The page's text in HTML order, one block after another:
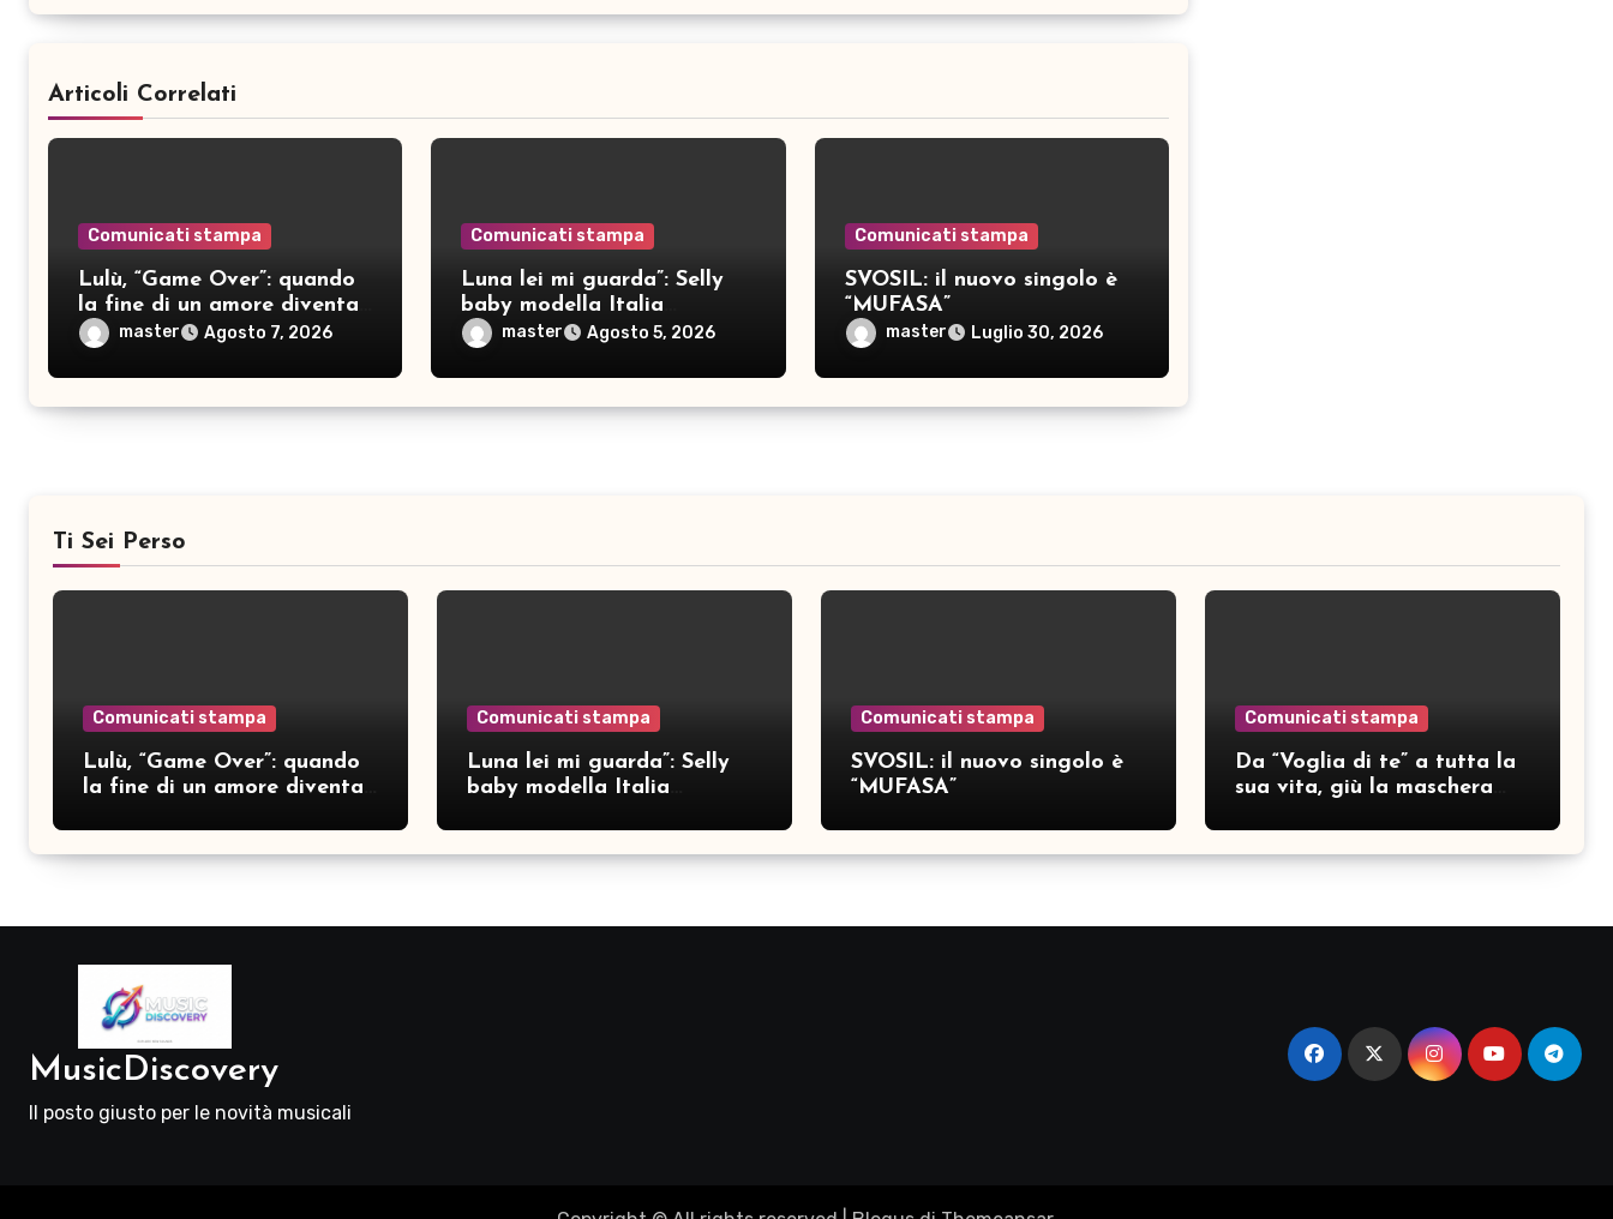
Articoli Correlati
Comunicati stampa
Lulù, “Game Over”: quando
la fine di un amore diventa
consapevolezza
master Agosto 7, 2026
Comunicati stampa
Luna lei mi guarda”: Selly
baby modella Italia
pubblica nove brani inediti
master Agosto 5, 2026
Comunicati stampa
SVOSIL: il nuovo singolo è
“MUFASA”
master Luglio 30, 2026
Ti Sei Perso
Comunicati stampa
Lulù, “Game Over”: quando
la fine di un amore diventa
Comunicati stampa
Luna lei mi guarda”: Selly
baby modella Italia
Comunicati stampa
SVOSIL: il nuovo singolo è
“MUFASA”
Comunicati stampa
Da “Voglia di te” a tutta la
sua vita, giù la maschera
MusicDiscovery
Il posto giusto per le novità musicali